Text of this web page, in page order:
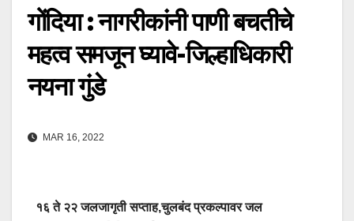
गोंदिया : नागरीकांनी पाणी बचतीचे
महत्व समजून घ्यावे-जिल्हाधिकारी
नयना गुंडे
MAR 16, 2022
१६ ते २२ जलजागृती सप्ताह,चुलबंद प्रकल्पावर जल